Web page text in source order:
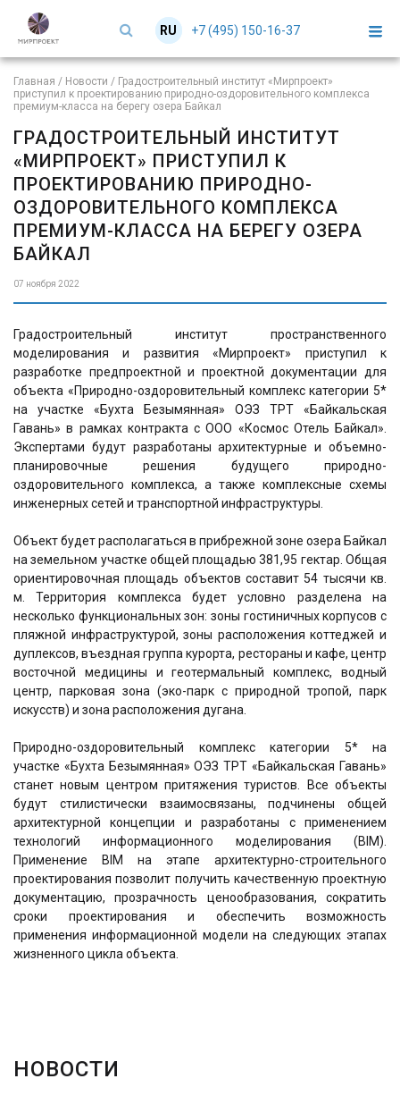
EN
RU +7 (495) 150-16-37
Главная / Новости / Градостроительный институт «Мирпроект»
приступил к проектированию природно-оздоровительного комплекса
премиум-класса на берегу озера Байкал
ГРАДОСТРОИТЕЛЬНЫЙ ИНСТИТУТ
«МИРПРОЕКТ» ПРИСТУПИЛ К
ПРОЕКТИРОВАНИЮ ПРИРОДНО-
ОЗДОРОВИТЕЛЬНОГО КОМПЛЕКСА
ПРЕМИУМ-КЛАССА НА БЕРЕГУ ОЗЕРА
БАЙКАЛ
07 ноября 2022
Градостроительный институт пространственного
моделирования и развития «Мирпроект» приступил к
разработке предпроектной и проектной документации для
объекта «Природно-оздоровительный комплекс категории 5*
на участке «Бухта Безымянная» ОЭЗ ТРТ «Байкальская
Гавань» в рамках контракта с ООО «Космос Отель Байкал».
Экспертами будут разработаны архитектурные и объемно-
планировочные решения будущего природно-
оздоровительного комплекса, а также комплексные схемы
инженерных сетей и транспортной инфраструктуры.
Объект будет располагаться в прибрежной зоне озера Байкал
на земельном участке общей площадью 381,95 гектар. Общая
ориентировочная площадь объектов составит 54 тысячи кв.
м. Территория комплекса будет условно разделена на
несколько функциональных зон: зоны гостиничных корпусов с
пляжной инфраструктурой, зоны расположения коттеджей и
дуплексов, въездная группа курорта, рестораны и кафе, центр
восточной медицины и геотермальный комплекс, водный
центр, парковая зона (эко-парк с природной тропой, парк
искусств) и зона расположения дугана.
Природно-оздоровительный комплекс категории 5* на
участке «Бухта Безымянная» ОЭЗ ТРТ «Байкальская Гавань»
станет новым центром притяжения туристов. Все объекты
будут стилистически взаимосвязаны, подчинены общей
архитектурной концепции и разработаны с применением
технологий информационного моделирования (BIМ).
Применение BIМ на этапе архитектурно-строительного
проектирования позволит получить качественную проектную
документацию, прозрачность ценообразования, сократить
сроки проектирования и обеспечить возможность
применения информационной модели на следующих этапах
жизненного цикла объекта.
НОВОСТИ